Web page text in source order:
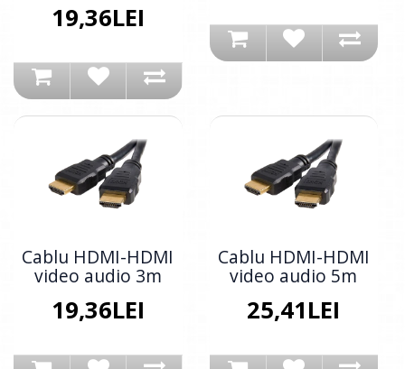
19,36LEI
Cablu HDMI-HDMI
video audio 3m
19,36LEI
Cablu HDMI-HDMI
video audio 5m
25,41LEI